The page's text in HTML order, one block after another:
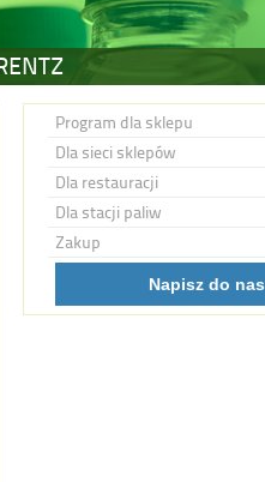
Program dla sklepu
Dla sieci sklepów
Dla restauracji
Dla stacji paliw
Zakup
Napisz do nas